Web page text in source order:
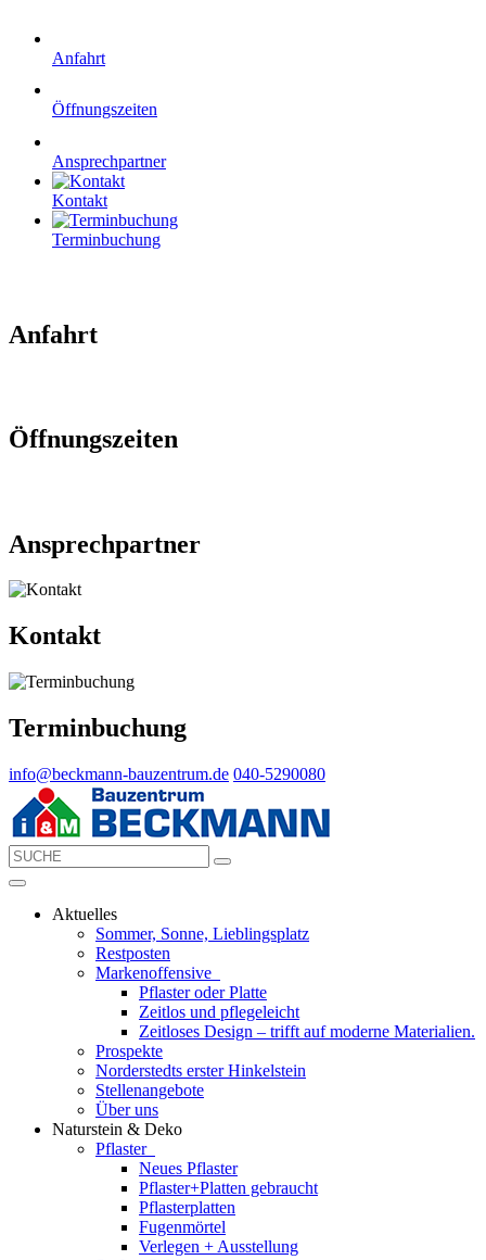
Anfahrt
Öffnungszeiten
Ansprechpartner
Kontakt
Terminbuchung
Anfahrt
Öffnungszeiten
Ansprechpartner
Kontakt
Terminbuchung
info@beckmann-bauzentrum.de 040-5290080
Aktuelles
Sommer, Sonne, Lieblingsplatz
Restposten
Markenoffensive
Pflaster oder Platte
Zeitlos und pflegeleicht
Zeitloses Design – trifft auf moderne Materialien.
Prospekte
Norderstedts erster Hinkelstein
Stellenangebote
Über uns
Naturstein & Deko
Pflaster
Neues Pflaster
Pflaster+Platten gebraucht
Pflasterplatten
Fugenmörtel
Verlegen + Ausstellung